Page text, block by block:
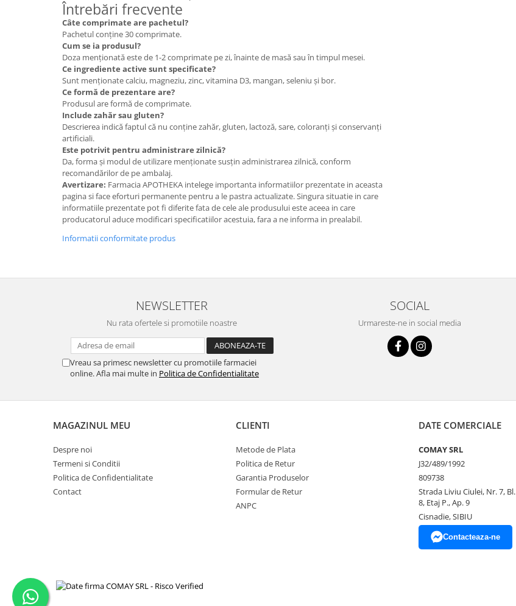
Întrebări frecvente
Câte comprimate are pachetul?
Pachetul conține 30 comprimate.
Cum se ia produsul?
Doza menționată este de 1-2 comprimate pe zi, înainte de masă sau în timpul mesei.
Ce ingrediente active sunt specificate?
Sunt menționate calciu, magneziu, zinc, vitamina D3, mangan, seleniu și bor.
Ce formă de prezentare are?
Produsul are formă de comprimate.
Include zahăr sau gluten?
Descrierea indică faptul că nu conține zahăr, gluten, lactoză, sare, coloranți și conservanți
artificiali.
Este potrivit pentru administrare zilnică?
Da, forma și modul de utilizare menționate susțin administrarea zilnică, conform
recomandărilor de pe ambalaj.
Avertizare: Farmacia APOTHEKA intelege importanta informatiilor prezentate in aceasta
pagina si face eforturi permanente pentru a le pastra actualizate. Singura situatie in care
informatiile prezentate pot fi diferite fata de cele ale produsului este aceea in care
producatorul aduce modificari specificatiilor acestuia, fara a ne informa in prealabil.
Informatii conformitate produs
NEWSLETTER
Nu rata ofertele si promotiile noastre
Vreau sa primesc newsletter cu promotiile farmaciei
online. Afla mai multe in Politica de Confidentialitate
SOCIAL
Urmareste-ne in social media
MAGAZINUL MEU
Despre noi
Termeni si Conditii
Politica de Confidentialitate
Contact
CLIENTI
Metode de Plata
Politica de Retur
Garantia Produselor
Formular de Retur
ANPC
DATE COMERCIALE
COMAY SRL
J32/489/1992
809738
Strada Liviu Ciulei, Nr. 7, Bl.
8, Etaj P., Ap. 9
Cisnadie, SIBIU
Contacteaza-ne